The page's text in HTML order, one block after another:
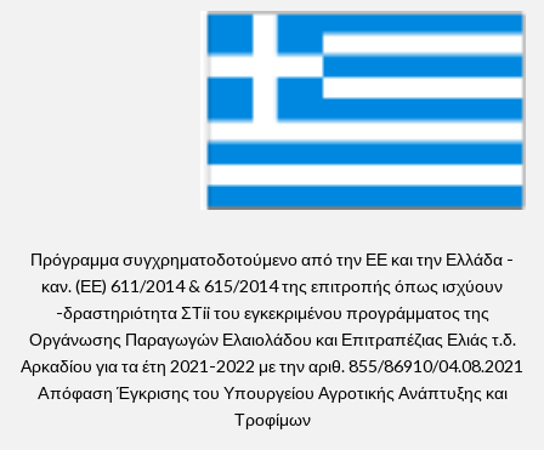
Πρόγραμμα συγχρηματοδοτούμενο από την ΕΕ και την Ελλάδα -
καν. (ΕΕ) 611/2014 & 615/2014 της επιτροπής όπως ισχύουν
-δραστηριότητα ΣΤii του εγκεκριμένου προγράμματος της
Οργάνωσης Παραγωγών Ελαιολάδου και Επιτραπέζιας Ελιάς τ.δ.
Αρκαδίου για τα έτη 2021-2022 με την αριθ. 855/86910/04.08.2021
Aπόφαση Έγκρισης του Υπουργείου Αγροτικής Ανάπτυξης και
Τροφίμων